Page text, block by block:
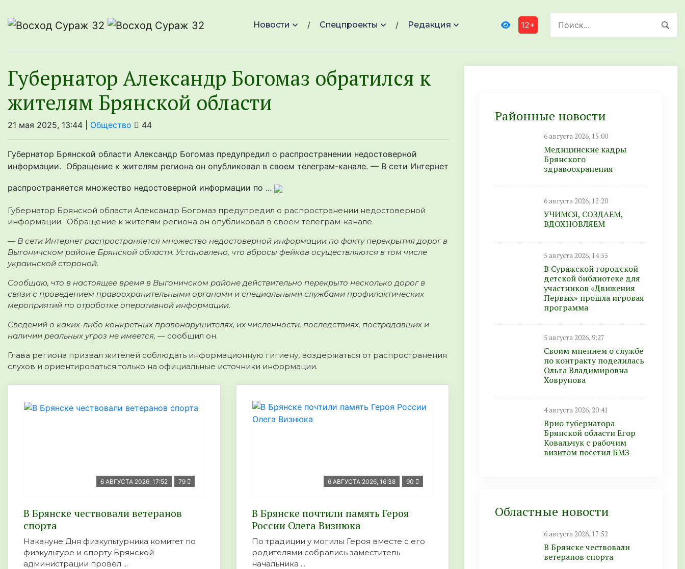
Новости Спецпроекты Редакция 12+
Губернатор Алeксандр Богомаз обратился к
жителям Брянскoй oбласти
21 мая 2025, 13:44 | Общество 44
Губернатор Брянской области Александр Богомаз предупредил о распространении недостоверной
информации. Обращение к жителям региона он опубликовал в своем телеграм-канале. — В сети Интернет
распространяется множество недостоверной информации по ...
Губернатор Брянской области Александр Богомаз предупредил о распространении недостоверной
информации. Обращение к жителям региона он опубликовал в своем телеграм-канале.
— В сети Интернет распространяется множество недостоверной информации по факту перекрытия дорог в
Выгоничском районе Брянской области. Установлено, что вбросы фейков осуществляются в том числе
украинской стороной.
Сообщаю, что в настоящее время в Выгоничском районе действительно перекрыто несколько дорог в
связи с проведением правоохранительными органами и специальными службами профилактических
мероприятий по отработке оперативной информации.
Сведений о каких-либо конкретных правонарушителях, их численности, последствиях, пострадавших и
наличии реальных угроз не имеется, — сообщил он.
Глава региона призвал жителей соблюдать информационную гигиену, воздержаться от распространения
слухов и ориентироваться только на официальные источники информации.
6 АВГУСТА 2026, 17:52 79
В Брянске чествовали ветеранов
спорта
Накануне Дня физкультурника комитет по
физкультуре и спорту Брянской
администрации провёл ...
6 АВГУСТА 2026, 16:38 90
В Брянске почтили память Героя
России Олега Визнюка
По традиции у могилы Героя вместе с его
родителями собрались заместитель
начальника ...
Районные новости
6 августа 2026, 15:00
Медицинские кадры
Брянского
здравоохранения
6 августа 2026, 12:20
УЧИМСЯ, СОЗДАЕМ,
ВДОХНОВЛЯЕМ
5 августа 2026, 14:55
В Суражской городской
детской библиотеке для
участников «Движения
Первых» прошла игровая
программа
5 августа 2026, 9:27
Своим мнением о службе
по контракту поделилась
Ольга Владимировна
Ховрунова
4 августа 2026, 20:41
Врио губернатора
Брянской области Егор
Ковальчук с рабочим
визитом посетил БМЗ
Областные новости
6 августа 2026, 17:52
В Брянске чествовали
ветеранов спорта